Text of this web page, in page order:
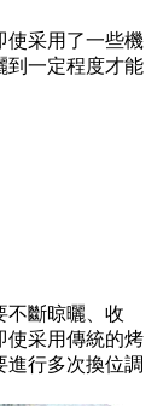
使采用了一些機
到一定程度才能
不斷晾曬、收
使采用傳統的烤
進行多次換位調